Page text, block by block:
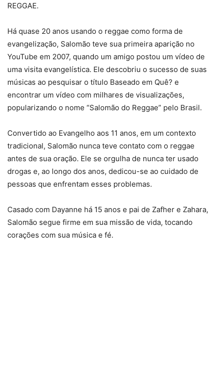
REGGAE.
Há quase 20 anos usando o reggae como forma de
evangelização, Salomão teve sua primeira aparição no
YouTube em 2007, quando um amigo postou um vídeo de
uma visita evangelística. Ele descobriu o sucesso de suas
músicas ao pesquisar o título Baseado em Quê? e
encontrar um vídeo com milhares de visualizações,
popularizando o nome “Salomão do Reggae” pelo Brasil.
Convertido ao Evangelho aos 11 anos, em um contexto
tradicional, Salomão nunca teve contato com o reggae
antes de sua oração. Ele se orgulha de nunca ter usado
drogas e, ao longo dos anos, dedicou-se ao cuidado de
pessoas que enfrentam esses problemas.
Casado com Dayanne há 15 anos e pai de Zafher e Zahara,
Salomão segue firme em sua missão de vida, tocando
corações com sua música e fé.